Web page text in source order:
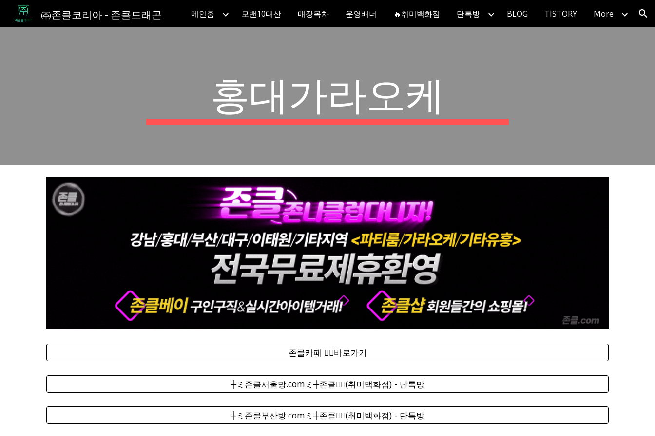
Skip to main content Skip to navigation
㈜존클코리아 - 존클드래곤 메인홈 모밴10대산 매장목차 운영배너 🔥취미백화점 단톡방 BLOG TISTORY More
홍대가라오케
존클카페 ❤️‍🔥바로가기
┼ミ존클서울방.comミ┼존클❤️‍🔥(취미백화점) - 단톡방
┼ミ존클부산방.comミ┼존클❤️‍🔥(취미백화점) - 단톡방